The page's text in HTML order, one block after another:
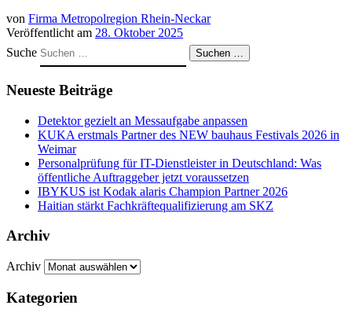
von Firma Metropolregion Rhein-Neckar
Veröffentlicht am 28. Oktober 2025
Suche
Suchen …
Neueste Beiträge
Detektor gezielt an Messaufgabe anpassen
KUKA erstmals Partner des NEW bauhaus Festivals 2026 in
Weimar
Personalprüfung für IT-Dienstleister in Deutschland: Was
öffentliche Auftraggeber jetzt voraussetzen
IBYKUS ist Kodak alaris Champion Partner 2026
Haitian stärkt Fachkräftequalifizierung am SKZ
Archiv
Archiv
Kategorien